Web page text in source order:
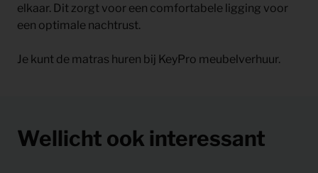
elkaar. Dit zorgt voor een comfortabele ligging voor
een optimale nachtrust.
Je kunt de matras huren bij KeyPro meubelverhuur.
Wellicht ook interessant